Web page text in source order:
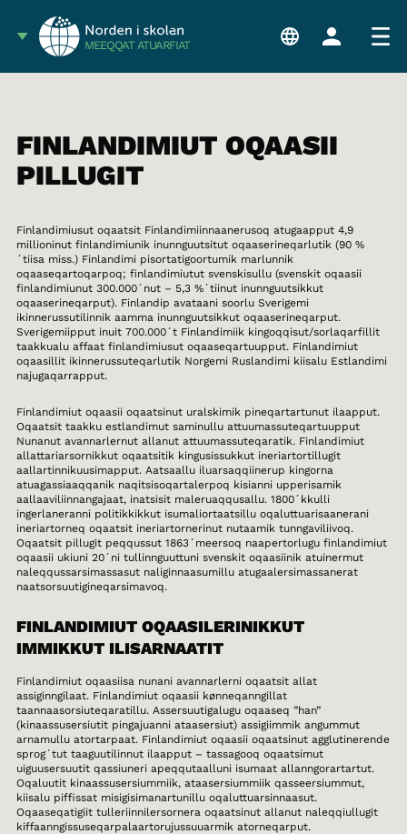
MEEQQAT ATUARFIAT
FINLANDIMIUT OQAASII
PILLUGIT
Finlandimiusut oqaatsit Finlandimiinnaanerusoq atugaapput 4,9
millioninut finlandimiunik inunnguutsitut oqaaserineqarlutik (90 %
´tiisa miss.) Finlandimi pisortatigoortumik marlunnik
oqaaseqartoqarpoq; finlandimiutut svenskisullu (svenskit oqaasii
finlandimiunut 300.000´nut – 5,3 %´tiinut inunnguutsikkut
oqaaserineqarput). Finlandip avataani soorlu Sverigemi
ikinnerussutilinnik aamma inunnguutsikkut oqaaserineqarput.
Sverigemiipput inuit 700.000´t Finlandimiik kingoqqisut/sorlaqarfillit
taakkualu affaat finlandimiusut oqaaseqartuupput. Finlandimiut
oqaasillit ikinnerussuteqarlutik Norgemi Ruslandimi kiisalu Estlandimi
najugaqarrapput.
Finlandimiut oqaasii oqaatsinut uralskimik pineqartartunut ilaapput.
Oqaatsit taakku estlandimut saminullu attuumassuteqartuupput
Nunanut avannarlernut allanut attuumassuteqaratik. Finlandimiut
allattariarsornikkut oqaatsitik kingusissukkut ineriartortillugit
aallartinnikuusimapput. Aatsaallu iluarsaqqiinerup kingorna
atuagassiaaqqanik naqitsisoqartalerpoq kisianni upperisamik
aallaaviliinnangajaat, inatsisit maleruaqqusallu. 1800´kkulli
ingerlaneranni politikkikkut isumaliortaatsillu oqaluttuarisaanerani
ineriartorneq oqaatsit ineriartornerinut nutaamik tunngaviliivoq.
Oqaatsit pillugit peqqussut 1863´meersoq naapertorlugu finlandimiut
oqaasii ukiuni 20´ni tullinnguuttuni svenskit oqaasiinik atuinermut
naleqqussarsimassasut naliginnaasumillu atugaalersimassanerat
naatsorsuutigineqarsimavoq.
FINLANDIMIUT OQAASILERINIKKUT
IMMIKKUT ILISARNAATIT
Finlandimiut oqaasiisa nunani avannarlerni oqaatsit allat
assiginngilaat. Finlandimiut oqaasii kønneqanngillat
taannaasorsiuteqaratillu. Assersuutigalugu oqaaseq ”han”
(kinaassusersiutit pingajuanni ataasersiut) assigiimmik angummut
arnamullu atortarpaat. Finlandimiut oqaasii oqaatsinut agglutinerende
sprog´tut taaguutilinnut ilaapput – tassagooq oqaatsimut
uiguusersuutit qassiuneri apeqqutaalluni isumaat allanngorartartut.
Oqaluutit kinaassusersiummiik, ataasersiummiik qasseersiummut,
kiisalu piffissat misigisimanartunillu oqaluttuarsinnaasut.
Oqaaseqatigiit tulleriinnilersornera oqaatsinut allanut naleqqiullugit
kiffaanngissuseqarpalaartorujussuuarmik atorneqarput.